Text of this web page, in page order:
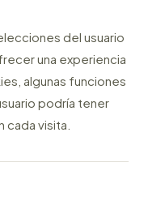
del usuario
una experiencia
algunas funciones
podría tener
visita.